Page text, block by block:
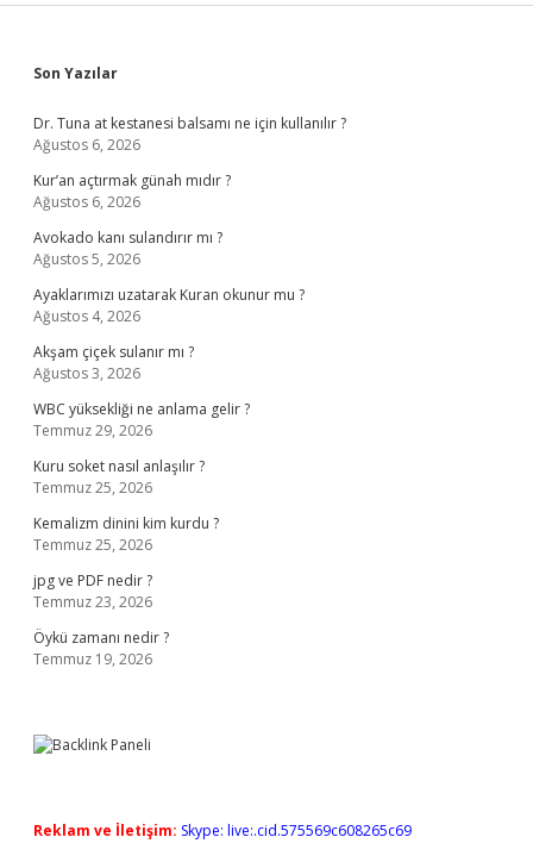
Sidebar
Son Yazılar
Dr. Tuna at kestanesi balsamı ne için kullanılır ?
Ağustos 6, 2026
Kur’an açtırmak günah mıdır ?
Ağustos 6, 2026
Avokado kanı sulandırır mı ?
Ağustos 5, 2026
Ayaklarımızı uzatarak Kuran okunur mu ?
Ağustos 4, 2026
Akşam çiçek sulanır mı ?
Ağustos 3, 2026
WBC yüksekliği ne anlama gelir ?
Temmuz 29, 2026
Kuru soket nasıl anlaşılır ?
Temmuz 25, 2026
Kemalizm dinini kim kurdu ?
Temmuz 25, 2026
jpg ve PDF nedir ?
Temmuz 23, 2026
Öykü zamanı nedir ?
Temmuz 19, 2026
Reklam ve İletişim: Skype: live:.cid.575569c608265c69